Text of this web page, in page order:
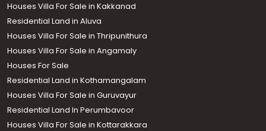
Houses Villa For Sale in Kakkanad
Residential Land in Aluva
Houses Villa For Sale in Thripunithura
Houses Villa For Sale in Angamaly
Houses For Sale
Residential Land in Kothamangalam
Houses Villa For Sale in Guruvayur
Residential Land In Perumbavoor
Houses Villa For Sale in Kottarakkara